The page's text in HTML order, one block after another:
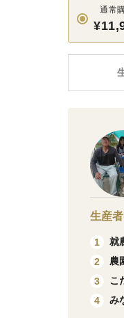
通常
生産
1
就
2
農
3
こ
4
み